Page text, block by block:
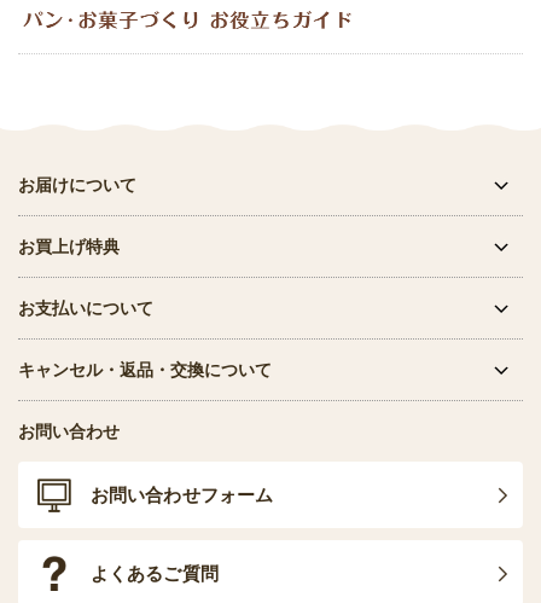
お届けについて
お買上げ特典
お支払いについて
キャンセル・返品・交換について
お問い合わせ
お問い合わせフォーム
よくあるご質問